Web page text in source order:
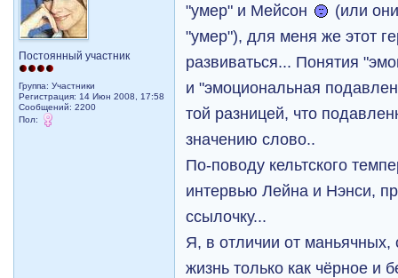
Постоянный участник
Группа: Участники
Регистрация: 14 Июн 2008, 17:58
Сообщений: 2200
Пол:
"умер" и Мейсон
(или
"умер"), для меня же этот
развиваться... Понятия
и "эмоциональная
той разницей, что
значению слово..
По-поводу кельтского
интервью Лейна и Нэнси,
ссылочку...
Я, в отличии от маньячных,
жизнь только как чёрное и